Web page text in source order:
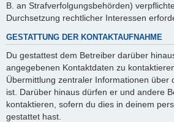
B. an Strafverfolgungsbehörden)
Durchsetzung rechtlicher Interessen
GESTATTUNG DER KONTAKTAUFNAHME
Du gestattest dem Betreiber darüber
angegebenen Kontaktdaten zu
Übermittlung zentraler Informationen über
ist. Darüber hinaus dürfen er und andere
kontaktieren, sofern du dies in deinem
gestattet hast.